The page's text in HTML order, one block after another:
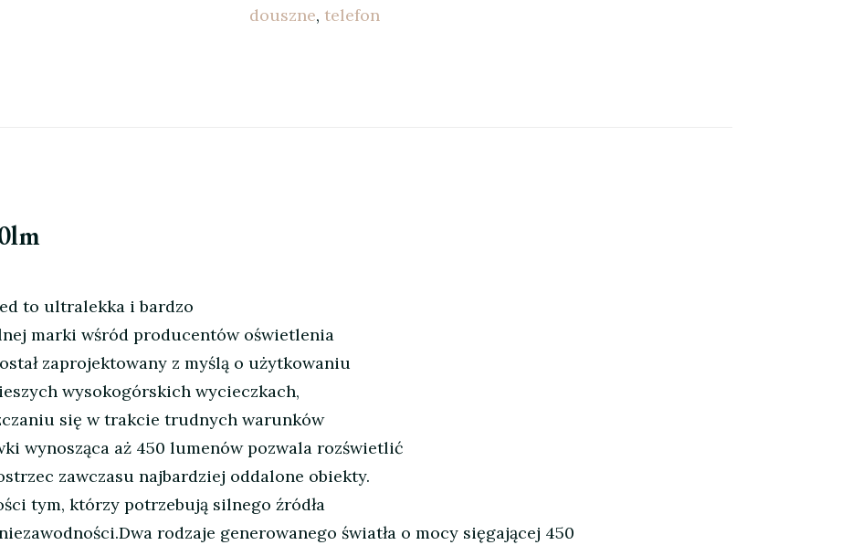
douszne, telefon
to ultralekka i bardzo
marki wśród producentów oświetlenia
zaprojektowany z myślą o użytkowaniu
wysokogórskich wycieczkach,
się w trakcie trudnych warunków
wynosząca aż 450 lumenów pozwala rozświetlić
zawczasu najbardziej oddalone obiekty.
tym, którzy potrzebują silnego źródła
rodzaje generowanego światła o mocy sięgającej 450